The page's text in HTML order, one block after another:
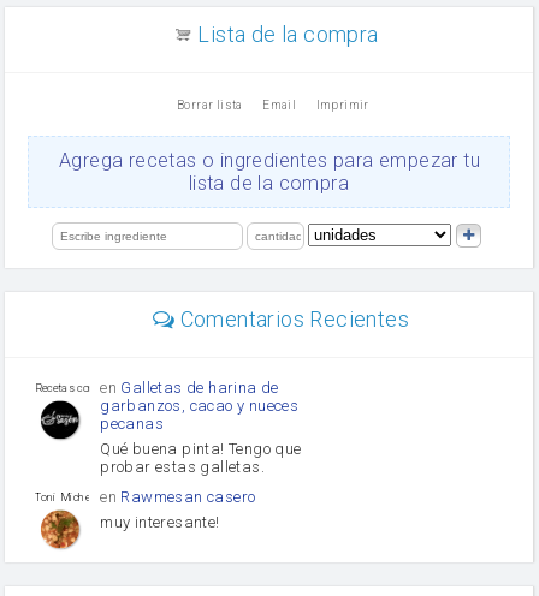
Ajos
orégano
limón
Lista de la compra
Borrar lista Email Imprimir
Agrega recetas o ingredientes para empezar tu
lista de la compra
Comentarios Recientes
Recetas con sazon
en Galletas de harina de
garbanzos, cacao y nueces
pecanas
Qué buena pinta! Tengo que
probar estas galletas.
Toni Michel Caubet
en Rawmesan casero
muy interesante!
enLasaña casera fácil y